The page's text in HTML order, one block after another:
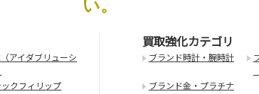
い。
アイダブリューシ
ックフィリップ
買取強化カテゴリ
ブランド時計・腕時計
ブランド金・プラチナ